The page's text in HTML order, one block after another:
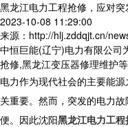
黑龙江电力工程抢修，应对
2023-10-08 11:29:00
来源：http://hlj.zddqjt.cn/
中恒巨能(辽宁)电力有限公司
抢修,黑龙江变压器修理维护
电力作为现代社会的主要能
关重要。然而，突发的电力
便。因此沈阳黑龙江电力工程